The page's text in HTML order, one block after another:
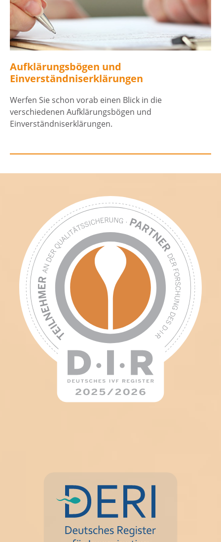
Aufklärungsbögen und
Einverständniserklärungen
Werfen Sie schon vorab einen Blick in die
verschiedenen Aufklärungsbögen und
Einverständniserklärungen.